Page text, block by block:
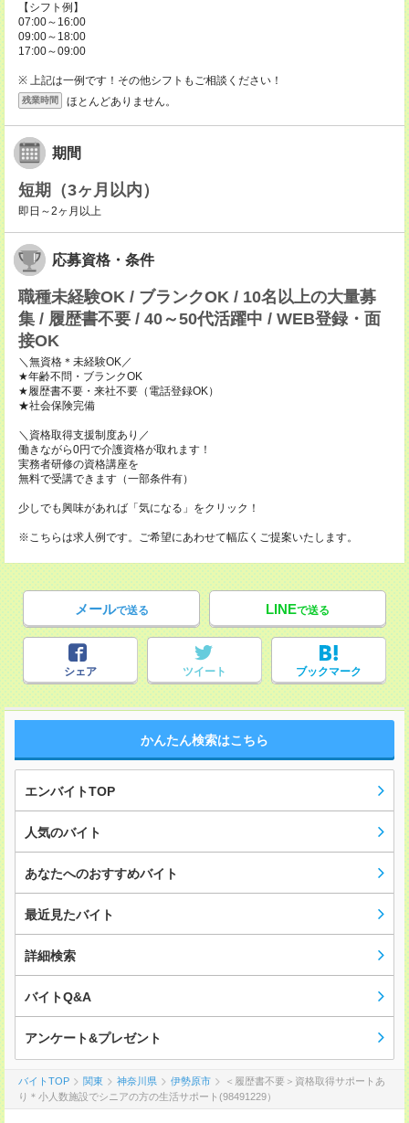
【シフト例】
07:00～16:00
09:00～18:00
17:00～09:00
※ 上記は一例です！その他シフトもご相談ください！
残業時間 ほとんどありません。
期間
短期（3ヶ月以内）
即日～2ヶ月以上
応募資格・条件
職種未経験OK / ブランクOK / 10名以上の大量募
集 / 履歴書不要 / 40～50代活躍中 / WEB登録・面
接OK
＼無資格＊未経験OK／
★年齢不問・ブランクOK
★履歴書不要・来社不要（電話登録OK）
★社会保険完備
＼資格取得支援制度あり／
働きながら0円で介護資格が取れます！
実務者研修の資格講座を
無料で受講できます（一部条件有）
少しでも興味があれば「気になる」をクリック！
※こちらは求人例です。ご希望にあわせて幅広くご提案いたします。
メールで送る LINEで送る
シェア ツイート ブックマーク
かんたん検索はこちら
エンバイトTOP
人気のバイト
あなたへのおすすめバイト
最近見たバイト
詳細検索
バイトQ&A
アンケート&プレゼント
バイトTOP 関東 神奈川県 伊勢原市
＜履歴書不要＞資格取得サポートあ
り＊小人数施設でシニアの方の生活サポート(98491229）